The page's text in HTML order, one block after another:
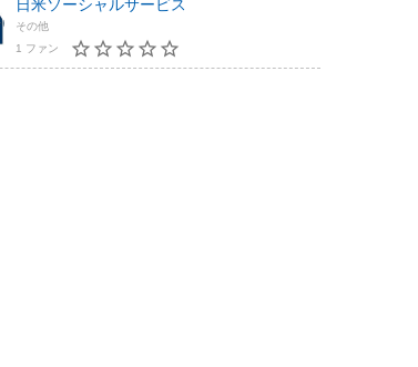
日米ソーシャルサービス
その他
1 ファン